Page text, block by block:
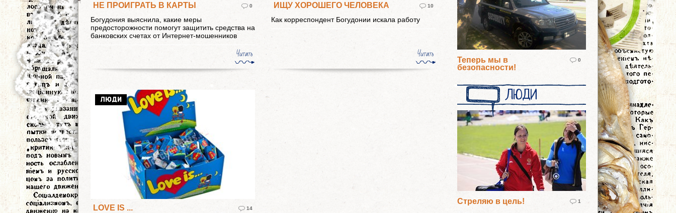
НЕ ПРОИГРАТЬ В КАРТЫ 0
Богудония выяснила, какие меры
предосторожности помогут защитить средства на
банковских счетах от Интернет-мошенников
Читать
ИЩУ ХОРОШЕГО ЧЕЛОВЕКА 10
Как корреспондент Богудонии искала работу
Читать
ЛЮДИ
LOVE IS ... 14
Теперь мы в
безопасности!
0
ЛЮДИ
Стреляю в цель! 1